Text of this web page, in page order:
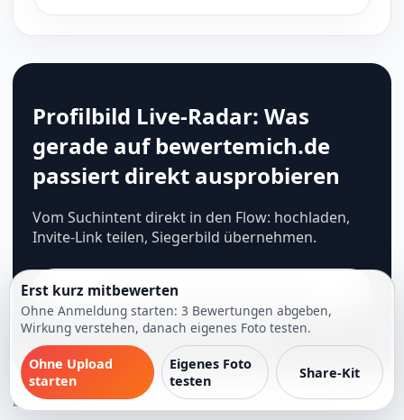
Profilbild Live-Radar: Was
gerade auf bewertemich.de
passiert direkt ausprobieren
Vom Suchintent direkt in den Flow: hochladen,
Invite-Link teilen, Siegerbild übernehmen.
Im Live-Radar sichtbar werden
Zum Ratgeber-Hub
bewertemich.de · Profilbild Live-Radar · Deutschland
Erst kurz mitbewerten
Ohne Anmeldung starten: 3 Bewertungen abgeben,
Wirkung verstehen, danach eigenes Foto testen.
Ohne Upload
starten
Eigenes Foto
testen
Share-Kit